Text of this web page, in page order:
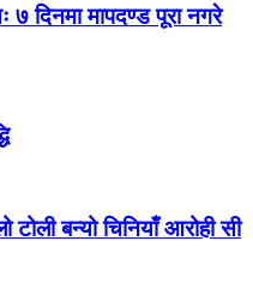
दिनमा मापदण्ड पूरा नगरे
बन्यो चिनियाँ आरोही सी